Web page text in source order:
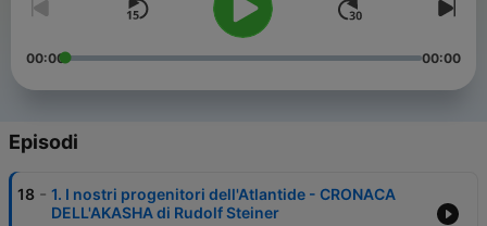
quest'ultima è scritta con lettere diverse dalle consuete. La
gnosi e la teosofia la chiamano Cronaca dell'Akasha.
00:00 00:00
Episodi
18 - 1. I nostri progenitori dell'Atlantide - CRONACA
DELL'AKASHA di Rudolf Steiner